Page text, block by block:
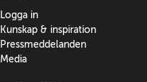
Logga in
Kunskap & inspiration
Pressmeddelanden
Media